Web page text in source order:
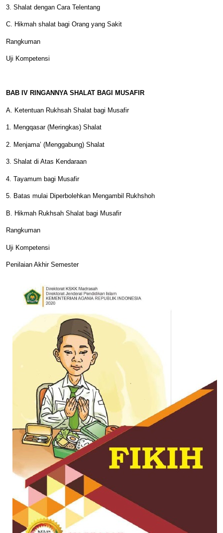
3. Shalat dengan Cara Telentang
C. Hikmah shalat bagi Orang yang Sakit
Rangkuman
Uji Kompetensi
BAB IV RINGANNYA SHALAT BAGI MUSAFIR
A. Ketentuan Rukhsah Shalat bagi Musafir
1. Mengqasar (Meringkas) Shalat
2. Menjama’ (Menggabung) Shalat
3. Shalat di Atas Kendaraan
4. Tayamum bagi Musafir
5. Batas mulai Diperbolehkan Mengambil Rukhshoh
B. Hikmah Rukhsah Shalat bagi Musafir
Rangkuman
Uji Kompetensi
Penilaian Akhir Semester